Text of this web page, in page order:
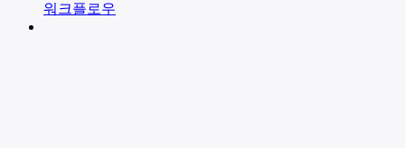
워크플로우